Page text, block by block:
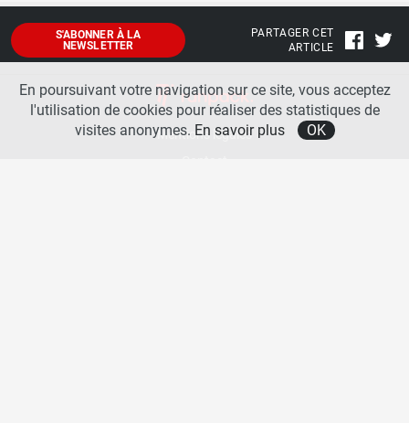
S'ABONNER À LA
NEWSLETTER
PARTAGER CET
ARTICLE
Mentions légales
En poursuivant votre navigation sur ce site, vous acceptez
l'utilisation de cookies pour réaliser des statistiques de
visites anonymes. En savoir plus OK